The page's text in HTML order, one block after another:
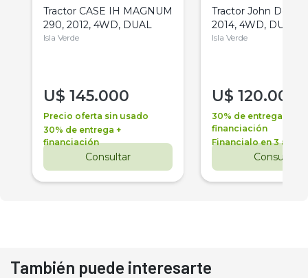
Tractor CASE IH MAGNUM
290, 2012, 4WD, DUAL
Isla Verde
U$ 145.000
Precio oferta sin usado
30% de entrega +
financiación
Consultar
Tractor John Deere
2014, 4WD, DUAL
Isla Verde
U$ 120.000
30% de entrega +
financiación
Financialo en 3 años
Consultar
También puede interesarte